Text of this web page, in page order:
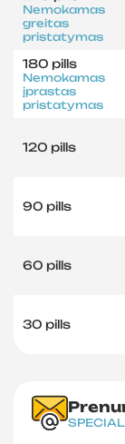
Nemokamas
greitas
pristatymas
180 pills
Nemokamas
įprastas
pristatymas
120 pills
90 pills
60 pills
30 pills